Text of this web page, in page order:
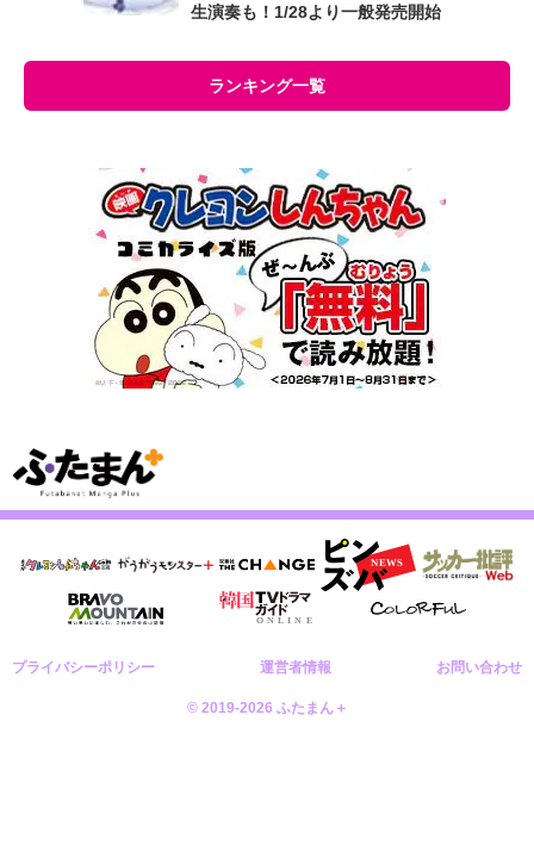
生演奏も！1/28より一般発売開始
ランキング一覧
プライバシーポリシー 運営者情報 お問い合わせ
© 2019-2026 ふたまん＋